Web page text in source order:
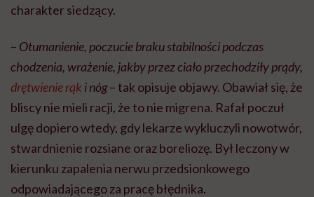
charakter siedzący.
– Otumanienie, poczucie braku stabilności podczas
chodzenia, wrażenie, jakby przez ciało przechodziły prądy,
drętwienie rąki nóg– tak opisuje objawy. Obawiał się, że
bliscy nie mieli racji, że to nie migrena. Rafał poczuł
ulgę dopiero wtedy, gdy lekarze wykluczyli nowotwór,
stwardnienie rozsiane oraz boreliozę. Był leczony w
kierunku zapalenia nerwu przedsionkowego
odpowiadającego za pracę błędnika.